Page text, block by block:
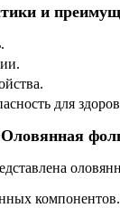
и
для
компонентов.